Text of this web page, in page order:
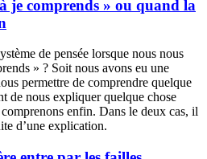
je comprends » ou quand la
de pensée lorsque nous nous
» ? Soit nous avons eu une
permettre de comprendre quelque
de nous expliquer quelque chose
enfin. Dans le deux cas, il
d’une explication.